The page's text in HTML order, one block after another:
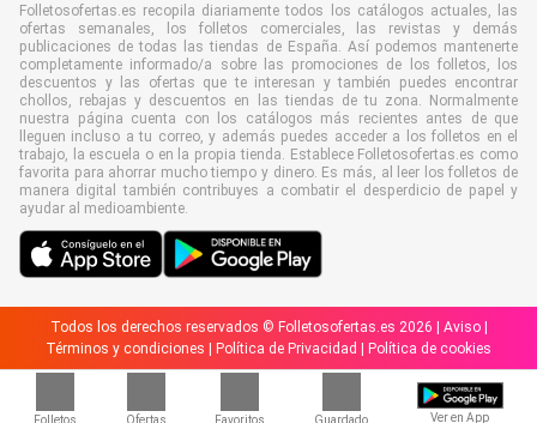
Folletos Ofertas Favoritos Guardado Ver en App
Folletosofertas.es recopila diariamente todos los catálogos actuales, las
ofertas semanales, los folletos comerciales, las revistas y demás
publicaciones de todas las tiendas de España. Así podemos mantenerte
completamente informado/a sobre las promociones de los folletos, los
descuentos y las ofertas que te interesan y también puedes encontrar
chollos, rebajas y descuentos en las tiendas de tu zona. Normalmente
nuestra página cuenta con los catálogos más recientes antes de que
lleguen incluso a tu correo, y además puedes acceder a los folletos en el
trabajo, la escuela o en la propia tienda. Establece Folletosofertas.es como
favorita para ahorrar mucho tiempo y dinero. Es más, al leer los folletos de
manera digital también contribuyes a combatir el desperdicio de papel y
ayudar al medioambiente.
Todos los derechos reservados © Folletosofertas.es 2026 | Aviso|
Términos y condiciones
Política de Privacidad Política de cookies